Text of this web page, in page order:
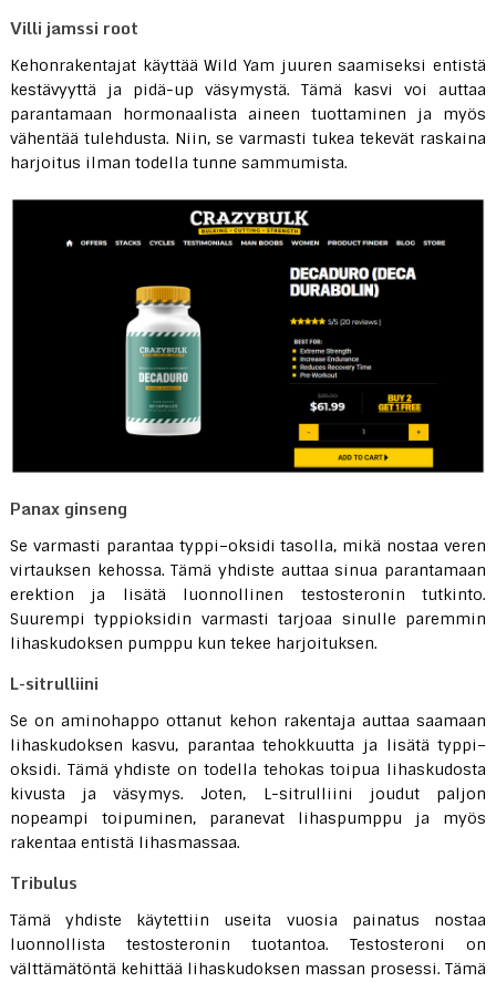
Villi jamssi root
Kehonrakentajat käyttää Wild Yam juuren saamiseksi entistä
kestävyyttä ja pidä-up väsymystä. Tämä kasvi voi auttaa
parantamaan hormonaalista aineen tuottaminen ja myös
vähentää tulehdusta. Niin, se varmasti tukea tekevät raskaina
harjoitus ilman todella tunne sammumista.
Panax ginseng
Se varmasti parantaa typpi–oksidi tasolla, mikä nostaa veren
virtauksen kehossa. Tämä yhdiste auttaa sinua parantamaan
erektion ja lisätä luonnollinen testosteronin tutkinto.
Suurempi typpioksidin varmasti tarjoaa sinulle paremmin
lihaskudoksen pumppu kun tekee harjoituksen.
L-sitrulliini
Se on aminohappo ottanut kehon rakentaja auttaa saamaan
lihaskudoksen kasvu, parantaa tehokkuutta ja lisätä typpi–
oksidi. Tämä yhdiste on todella tehokas toipua lihaskudosta
kivusta ja väsymys. Joten, L-sitrulliini joudut paljon
nopeampi toipuminen, paranevat lihaspumppu ja myös
rakentaa entistä lihasmassaa.
Tribulus
Tämä yhdiste käytettiin useita vuosia painatus nostaa
luonnollista testosteronin tuotantoa. Testosteroni on
välttämätöntä kehittää lihaskudoksen massan prosessi. Tämä